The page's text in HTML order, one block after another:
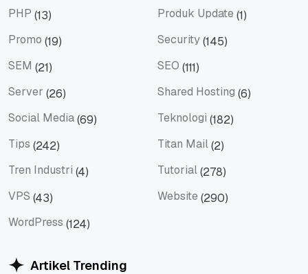
PHP (13) Produk Update (1)
Promo (19) Security(145)
SEM (21) SEO (111)
Server (26) Shared Hosting (6)
Social Media(69) Teknologi (182)
Tips (242) Titan Mail(2)
Tren Industri (4) Tutorial(278)
VPS (43) Website (290)
WordPress (124)
Artikel Trending